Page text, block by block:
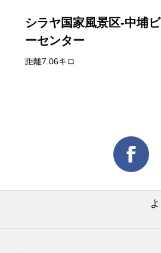
シラヤ国家風景区-中埔
ーセンター
距離7.06キロ